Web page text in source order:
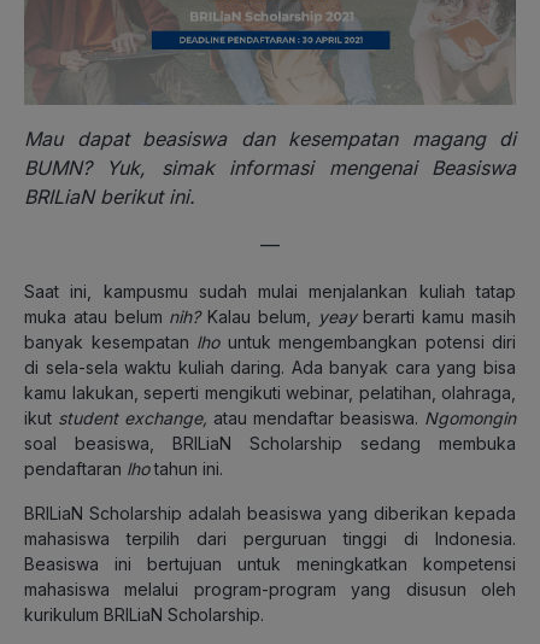
Mau dapat beasiswa dan kesempatan magang di
BUMN? Yuk, simak informasi mengenai Beasiswa
BRILiaN berikut ini.
—
Saat ini, kampusmu sudah mulai menjalankan kuliah tatap
muka atau belum nih?Kalau belum, yeayberarti kamu masih
banyak kesempatan lhountuk mengembangkan potensi diri
di sela-sela waktu kuliah daring. Ada banyak cara yang bisa
kamu lakukan, seperti mengikuti webinar, pelatihan, olahraga,
ikut student exchange, atau mendaftar beasiswa. Ngomongin
soal beasiswa, BRILiaN Scholarship sedang membuka
pendaftaran lhotahun ini.
BRILiaN Scholarship adalah beasiswa yang diberikan kepada
mahasiswa terpilih dari perguruan tinggi di Indonesia.
Beasiswa ini bertujuan untuk meningkatkan kompetensi
mahasiswa melalui program-program yang disusun oleh
kurikulum BRILiaN Scholarship.